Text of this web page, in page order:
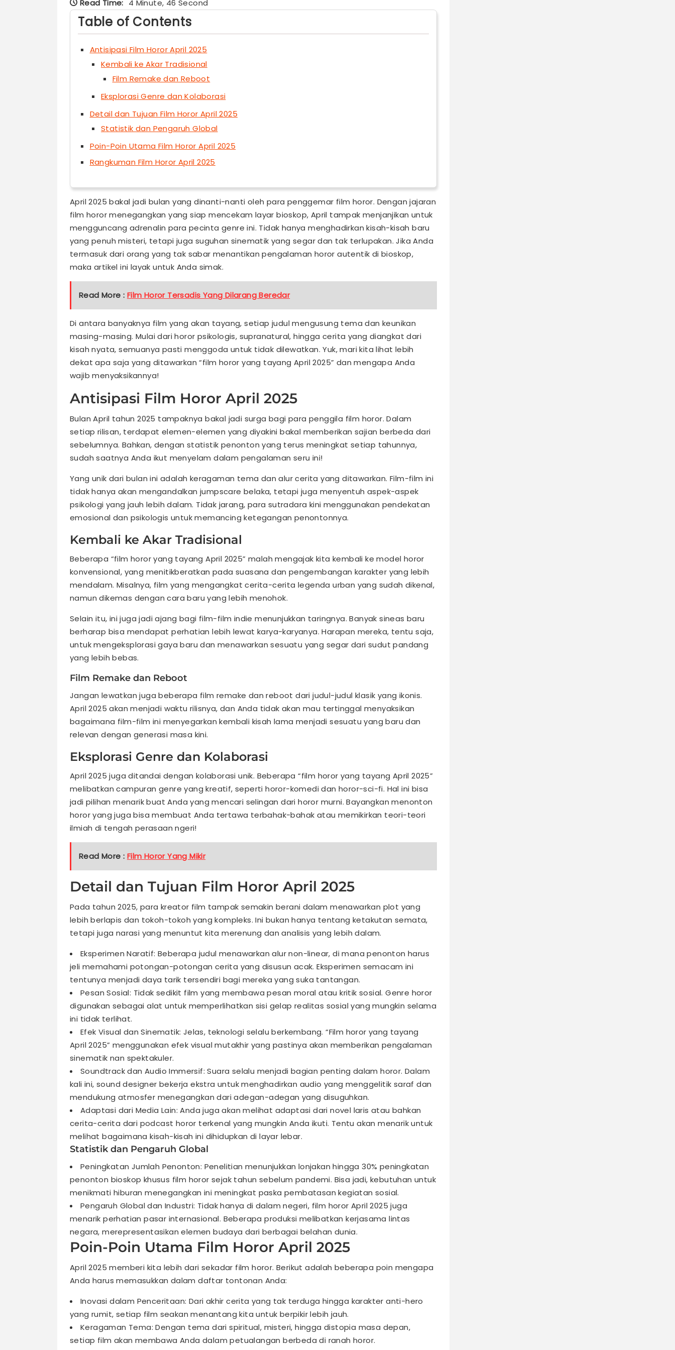
Read Time: 4 Minute, 46 Second
Table of Contents
Antisipasi Film Horor April 2025
Kembali ke Akar Tradisional
Film Remake dan Reboot
Eksplorasi Genre dan Kolaborasi
Detail dan Tujuan Film Horor April 2025
Statistik dan Pengaruh Global
Poin-Poin Utama Film Horor April 2025
Rangkuman Film Horor April 2025
April 2025 bakal jadi bulan yang dinanti-nanti oleh para penggemar film horor. Dengan jajaran
film horor menegangkan yang siap mencekam layar bioskop, April tampak menjanjikan untuk
mengguncang adrenalin para pecinta genre ini. Tidak hanya menghadirkan kisah-kisah baru
yang penuh misteri, tetapi juga suguhan sinematik yang segar dan tak terlupakan. Jika Anda
termasuk dari orang yang tak sabar menantikan pengalaman horor autentik di bioskop,
maka artikel ini layak untuk Anda simak.
Read More : Film Horor Tersadis Yang Dilarang Beredar
Di antara banyaknya film yang akan tayang, setiap judul mengusung tema dan keunikan
masing-masing. Mulai dari horor psikologis, supranatural, hingga cerita yang diangkat dari
kisah nyata, semuanya pasti menggoda untuk tidak dilewatkan. Yuk, mari kita lihat lebih
dekat apa saja yang ditawarkan “film horor yang tayang April 2025” dan mengapa Anda
wajib menyaksikannya!
Antisipasi Film Horor April 2025
Bulan April tahun 2025 tampaknya bakal jadi surga bagi para penggila film horor. Dalam
setiap rilisan, terdapat elemen-elemen yang diyakini bakal memberikan sajian berbeda dari
sebelumnya. Bahkan, dengan statistik penonton yang terus meningkat setiap tahunnya,
sudah saatnya Anda ikut menyelam dalam pengalaman seru ini!
Yang unik dari bulan ini adalah keragaman tema dan alur cerita yang ditawarkan. Film-film ini
tidak hanya akan mengandalkan jumpscare belaka, tetapi juga menyentuh aspek-aspek
psikologi yang jauh lebih dalam. Tidak jarang, para sutradara kini menggunakan pendekatan
emosional dan psikologis untuk memancing ketegangan penontonnya.
Kembali ke Akar Tradisional
Beberapa “film horor yang tayang April 2025” malah mengajak kita kembali ke model horor
konvensional, yang menitikberatkan pada suasana dan pengembangan karakter yang lebih
mendalam. Misalnya, film yang mengangkat cerita-cerita legenda urban yang sudah dikenal,
namun dikemas dengan cara baru yang lebih menohok.
Selain itu, ini juga jadi ajang bagi film-film indie menunjukkan taringnya. Banyak sineas baru
berharap bisa mendapat perhatian lebih lewat karya-karyanya. Harapan mereka, tentu saja,
untuk mengeksplorasi gaya baru dan menawarkan sesuatu yang segar dari sudut pandang
yang lebih bebas.
Film Remake dan Reboot
Jangan lewatkan juga beberapa film remake dan reboot dari judul-judul klasik yang ikonis.
April 2025 akan menjadi waktu rilisnya, dan Anda tidak akan mau tertinggal menyaksikan
bagaimana film-film ini menyegarkan kembali kisah lama menjadi sesuatu yang baru dan
relevan dengan generasi masa kini.
Eksplorasi Genre dan Kolaborasi
April 2025 juga ditandai dengan kolaborasi unik. Beberapa “film horor yang tayang April 2025”
melibatkan campuran genre yang kreatif, seperti horor-komedi dan horor-sci-fi. Hal ini bisa
jadi pilihan menarik buat Anda yang mencari selingan dari horor murni. Bayangkan menonton
horor yang juga bisa membuat Anda tertawa terbahak-bahak atau memikirkan teori-teori
ilmiah di tengah perasaan ngeri!
Read More : Film Horor Yang Mikir
Detail dan Tujuan Film Horor April 2025
Pada tahun 2025, para kreator film tampak semakin berani dalam menawarkan plot yang
lebih berlapis dan tokoh-tokoh yang kompleks. Ini bukan hanya tentang ketakutan semata,
tetapi juga narasi yang menuntut kita merenung dan analisis yang lebih dalam.
Eksperimen Naratif: Beberapa judul menawarkan alur non-linear, di mana penonton harus
jeli memahami potongan-potongan cerita yang disusun acak. Eksperimen semacam ini
tentunya menjadi daya tarik tersendiri bagi mereka yang suka tantangan.
Pesan Sosial: Tidak sedikit film yang membawa pesan moral atau kritik sosial. Genre horor
digunakan sebagai alat untuk memperlihatkan sisi gelap realitas sosial yang mungkin selama
ini tidak terlihat.
Efek Visual dan Sinematik: Jelas, teknologi selalu berkembang. “Film horor yang tayang
April 2025” menggunakan efek visual mutakhir yang pastinya akan memberikan pengalaman
sinematik nan spektakuler.
Soundtrack dan Audio Immersif: Suara selalu menjadi bagian penting dalam horor. Dalam
kali ini, sound designer bekerja ekstra untuk menghadirkan audio yang menggelitik saraf dan
mendukung atmosfer menegangkan dari adegan-adegan yang disuguhkan.
Adaptasi dari Media Lain: Anda juga akan melihat adaptasi dari novel laris atau bahkan
cerita-cerita dari podcast horor terkenal yang mungkin Anda ikuti. Tentu akan menarik untuk
melihat bagaimana kisah-kisah ini dihidupkan di layar lebar.
Statistik dan Pengaruh Global
Peningkatan Jumlah Penonton: Penelitian menunjukkan lonjakan hingga 30% peningkatan
penonton bioskop khusus film horor sejak tahun sebelum pandemi. Bisa jadi, kebutuhan untuk
menikmati hiburan menegangkan ini meningkat paska pembatasan kegiatan sosial.
Pengaruh Global dan Industri: Tidak hanya di dalam negeri, film horor April 2025 juga
menarik perhatian pasar internasional. Beberapa produksi melibatkan kerjasama lintas
negara, merepresentasikan elemen budaya dari berbagai belahan dunia.
Poin-Poin Utama Film Horor April 2025
April 2025 memberi kita lebih dari sekadar film horor. Berikut adalah beberapa poin mengapa
Anda harus memasukkan dalam daftar tontonan Anda:
Inovasi dalam Penceritaan: Dari akhir cerita yang tak terduga hingga karakter anti-hero
yang rumit, setiap film seakan menantang kita untuk berpikir lebih jauh.
Keragaman Tema: Dengan tema dari spiritual, misteri, hingga distopia masa depan,
setiap film akan membawa Anda dalam petualangan berbeda di ranah horor.